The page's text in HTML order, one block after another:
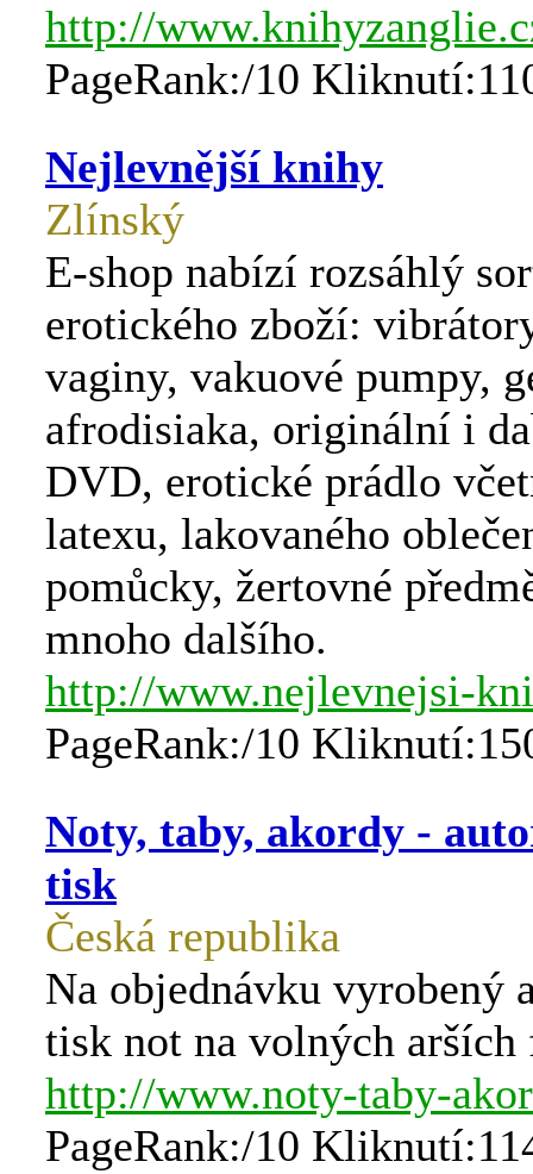
http://
PageRank:/10
Nejlevnější knihy
Zlínský
E-shop nabízí rozsáhlý
erotického zboží:
vaginy, vakuové pumpy,
afrodisiaka, originální i
DVD, erotické prádlo
latexu, lakovaného
pomůcky, žertovné
mnoho dalšího.
http://www.nejlevnejsi-
PageRank:/10
Noty, taby, akordy -
tisk
Česká republika
Na objednávku vyrobený
tisk not na volných
http://www.noty-taby-
PageRank:/10